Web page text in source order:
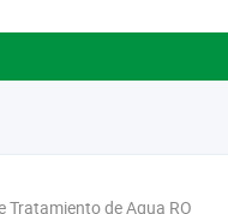
Tratamiento de Agua RO